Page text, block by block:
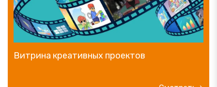
Витрина креативных проектов